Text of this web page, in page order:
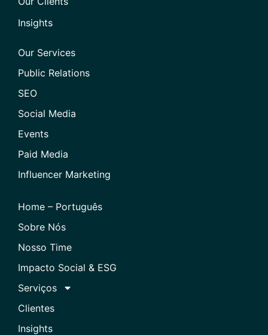
Insights
Our Services
Public Relations
SEO
Social Media
Events
Paid Media
Influencer Marketing
Home – Português
Sobre Nós
Nosso Time
Impacto Social & ESG
Serviços
Clientes
Insights